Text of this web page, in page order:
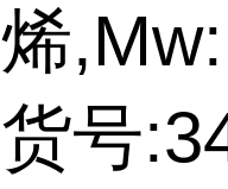
烯
货号